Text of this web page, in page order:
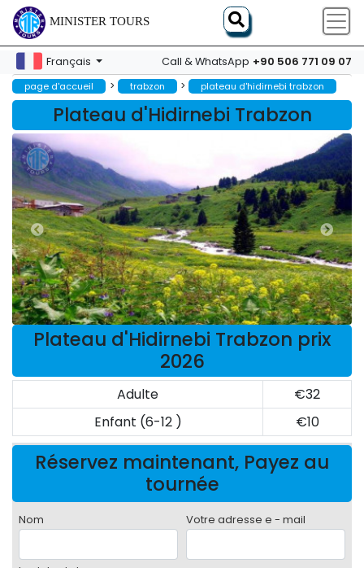
MINISTER TOURS
Français Call & WhatsApp +90 506 771 09 07
page d'accueil > trabzon > plateau d'hidirnebi trabzon
Plateau d'Hidirnebi Trabzon
Plateau d'Hidirnebi Trabzon prix
2026
Adulte
€32
Enfant (6-12 )
€10
Réservez maintenant, Payez au
tournée
Nom Votre adresse e - mail